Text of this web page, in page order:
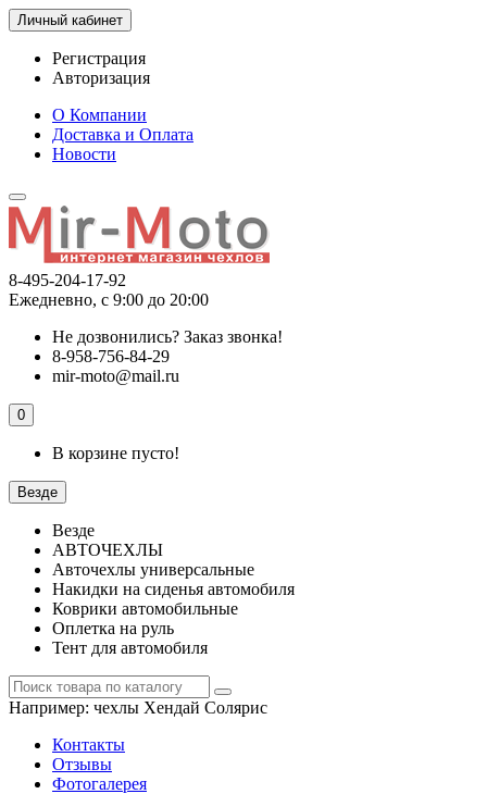
Личный кабинет
Регистрация
Авторизация
О Компании
Доставка и Оплата
Новости
8-495-204-17-92
Ежедневно, с 9:00 до 20:00
Не дозвонились? Заказ звонка!
8-958-756-84-29
mir-moto@mail.ru
0
В корзине пусто!
Везде
Везде
АВТОЧЕХЛЫ
Авточехлы универсальные
Накидки на сиденья автомобиля
Коврики автомобильные
Оплетка на руль
Тент для автомобиля
Например: чехлы Хендай Солярис
Контакты
Отзывы
Фотогалерея